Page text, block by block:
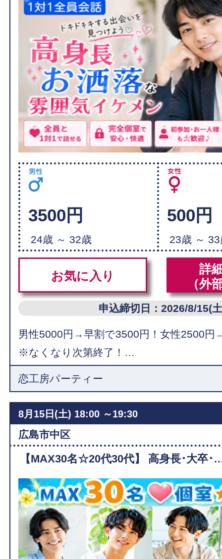
3500円
24歳 ～ 32歳
500円
23歳 ～
お気に入り
詳
（外
申込締切日：2026/8/15(
男性5000円→早割で3500円！女性2500円
※なくなり次第終了！…
恋工房パーティー
8月15日(土) 18:00 ～19:30
広島市中区
【MAX30名☆20代30代】 高身長･大卒･